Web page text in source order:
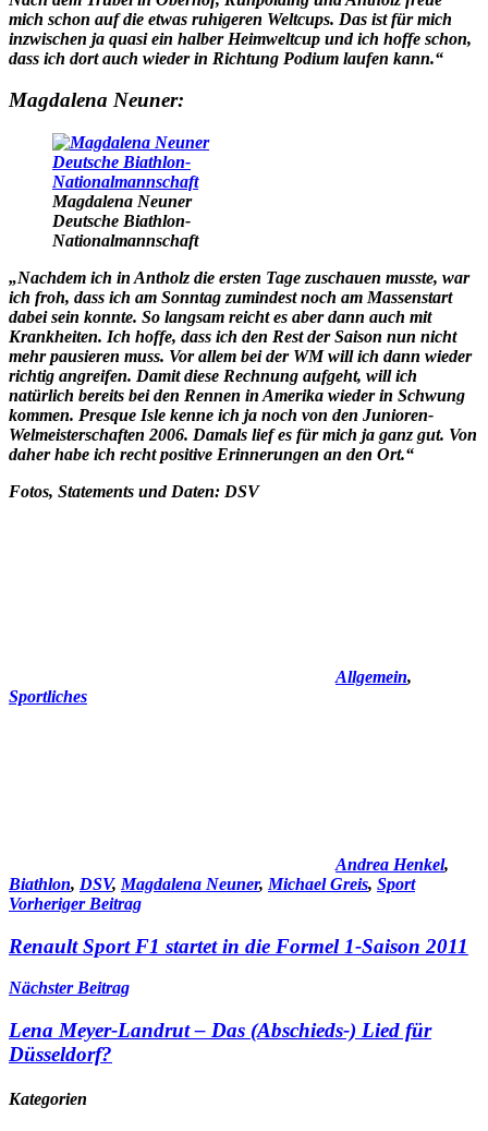
mich schon auf die etwas ruhigeren Weltcups. Das ist für mich
inzwischen ja quasi ein halber Heimweltcup und ich hoffe schon,
dass ich dort auch wieder in Richtung Podium laufen kann.“
Magdalena Neuner:
Magdalena Neuner
Deutsche Biathlon-
Nationalmannschaft
„Nachdem ich in Antholz die ersten Tage zuschauen musste, war
ich froh, dass ich am Sonntag zumindest noch am Massenstart
dabei sein konnte. So langsam reicht es aber dann auch mit
Krankheiten. Ich hoffe, dass ich den Rest der Saison nun nicht
mehr pausieren muss. Vor allem bei der WM will ich dann wieder
richtig angreifen. Damit diese Rechnung aufgeht, will ich
natürlich bereits bei den Rennen in Amerika wieder in Schwung
kommen. Presque Isle kenne ich ja noch von den Junioren-
Welmeisterschaften 2006. Damals lief es für mich ja ganz gut. Von
daher habe ich recht positive Erinnerungen an den Ort.“
Fotos, Statements und Daten: DSV
Allgemein,
Sportliches
Andrea Henkel,
Biathlon, DSV, Magdalena Neuner, Michael Greis, Sport
Beitragsnavigation
Vorheriger Beitrag
Renault Sport F1 startet in die Formel 1-Saison 2011
Nächster Beitrag
Lena Meyer-Landrut – Das (Abschieds-) Lied für
Düsseldorf?
Kategorien